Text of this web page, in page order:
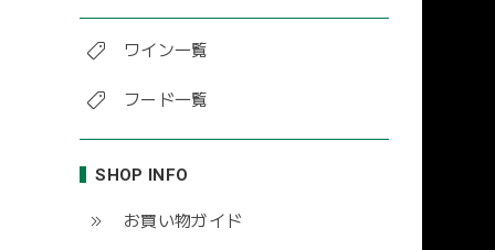
ワイン一覧
フード一覧
SHOP INFO
お買い物ガイド